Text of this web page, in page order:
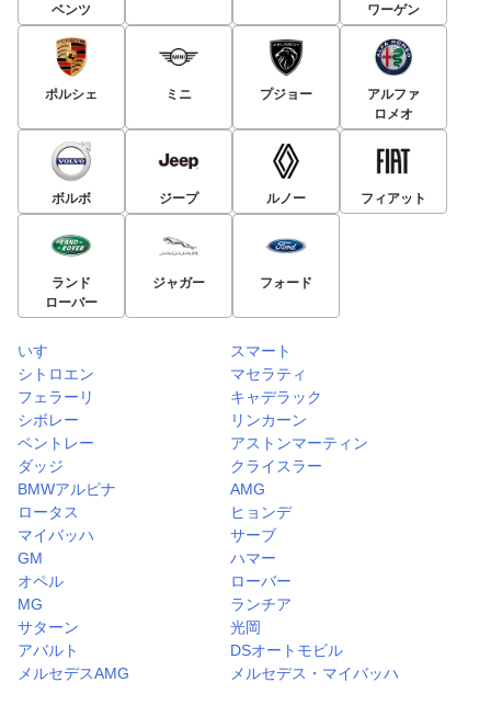
ベンツ
ワーゲン
ポルシェ ミニ プジョー
アルファ
ロメオ
ボルボ ジープ ルノー フィアット
ランド
ローバー
ジャガー フォード
いすゞ
スマート
シトロエン
マセラティ
フェラーリ
キャデラック
シボレー
リンカーン
ベントレー
アストンマーティン
ダッジ
クライスラー
BMWアルピナ
AMG
ロータス
ヒョンデ
マイバッハ
サーブ
GM
ハマー
オペル
ローバー
MG
ランチア
サターン
光岡
アバルト
DSオートモビル
メルセデスAMG
メルセデス・マイバッハ